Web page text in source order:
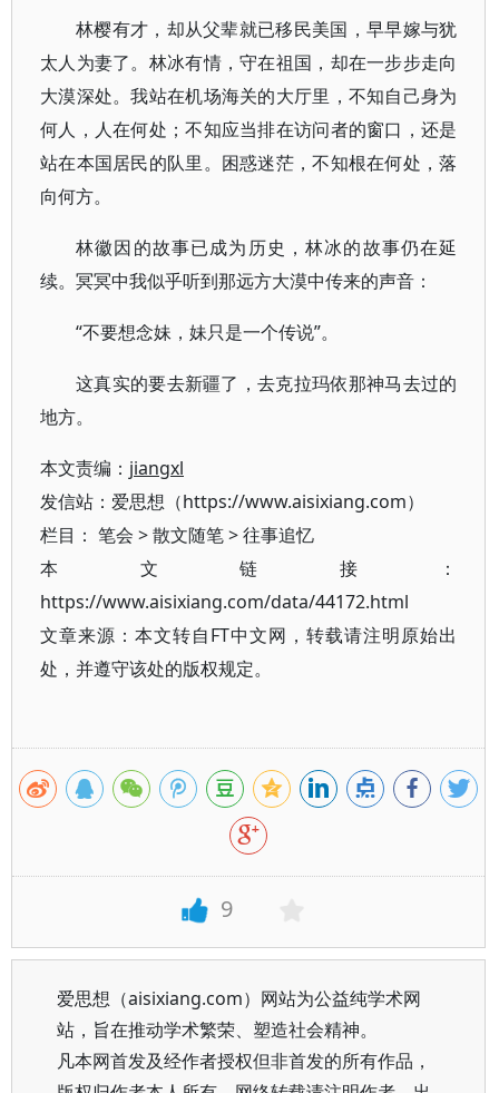
林樱有才，却从父辈就已移民美国，早早嫁与犹
太人为妻了。林冰有情，守在祖国，却在一步步走向
大漠深处。我站在机场海关的大厅里，不知自己身为
何人，人在何处；不知应当排在访问者的窗口，还是
站在本国居民的队里。困惑迷茫，不知根在何处，落
向何方。
林徽因的故事已成为历史，林冰的故事仍在延
续。冥冥中我似乎听到那远方大漠中传来的声音：
“不要想念妹，妹只是一个传说”。
这真实的要去新疆了，去克拉玛依那神马去过的
地方。
本文责编： jiangxl
发信站：爱思想（https://www.aisixiang.com）
栏目： 笔会 >散文随笔>往事追忆
本文链接：
https://www.aisixiang.com/data/44172.html
文章来源：本文转自FT中文网，转载请注明原始出
处，并遵守该处的版权规定。
9
爱思想（aisixiang.com）网站为公益纯学术网
站，旨在推动学术繁荣、塑造社会精神。
凡本网首发及经作者授权但非首发的所有作品，